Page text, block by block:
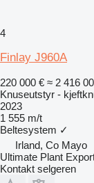
4
Finlay J960A
220 000 € ≈ 2 416
Knuseutstyr -
2023
1 555 m/t
Beltesystem ✓
Irland, Co Mayo
Ultimate Plant
Kontakt selgeren